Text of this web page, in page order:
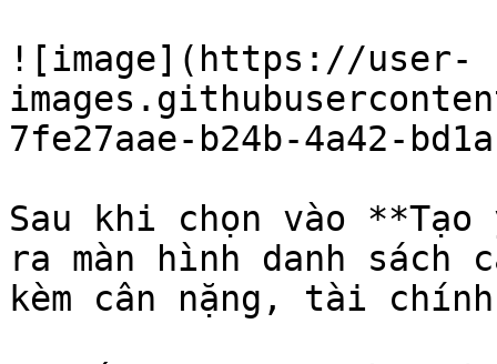
![image](https://user-
7fe27aae-b24b-4a42-
Sau khi chọn vào
ra màn hình danh sách
kèm cân nặng, tài